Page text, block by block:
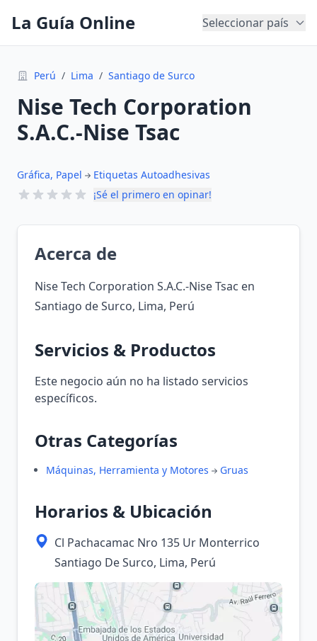
La Guía Online Seleccionar país
Perú / Lima / Santiago de Surco
Nise Tech Corporation
S.A.C.-Nise Tsac
Gráfica, Papel
Etiquetas Autoadhesivas
¡Sé el primero en opinar!
Acerca de
Nise Tech Corporation S.A.C.-Nise Tsac en
Santiago de Surco, Lima, Perú
Servicios & Productos
Este negocio aún no ha listado servicios
específicos.
Otras Categorías
Máquinas, Herramienta y Motores Gruas
Horarios & Ubicación
Cl Pachacamac Nro 135 Ur Monterrico
Santiago De Surco, Lima, Perú